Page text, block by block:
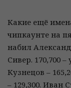
Какие ещё
чипкаунте на
набил
Сивер. 170,700
Кузнецов –
– 129,300. Иван